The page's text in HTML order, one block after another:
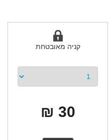
קניה מאובטחת
30 ₪